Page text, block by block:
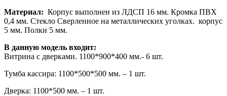
Материал: Корпус выполнен из ЛДСП 16 мм. Кромка ПВХ
0,4 мм. Стекло Сверленное на металлических уголках. корпус
5 мм. Полки 5 мм.
В данную модель входит:
Витрина с дверками. 1100*900*400 мм.- 6 шт.
Тумба кассира: 1100*500*500 мм. – 1 шт.
Дверка: 1100*500 мм. – 1 шт.